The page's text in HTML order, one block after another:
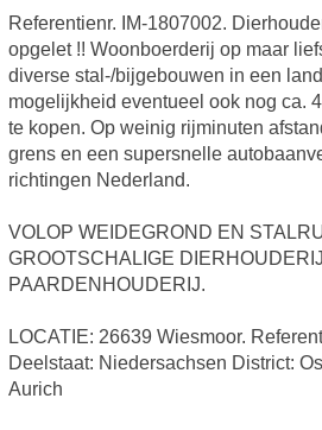
Referentienr. IM-1807002.
opgelet !! Woonboerderij op maar
diverse stal-/bijgebouwen in een
mogelijkheid eventueel ook nog ca.
te kopen. Op weinig rijminuten
grens en een supersnelle
richtingen Nederland.
VOLOP WEIDEGROND EN
GROOTSCHALIGE
PAARDENHOUDERIJ.
LOCATIE: 26639 Wiesmoor.
Deelstaat: Niedersachsen District:
Aurich